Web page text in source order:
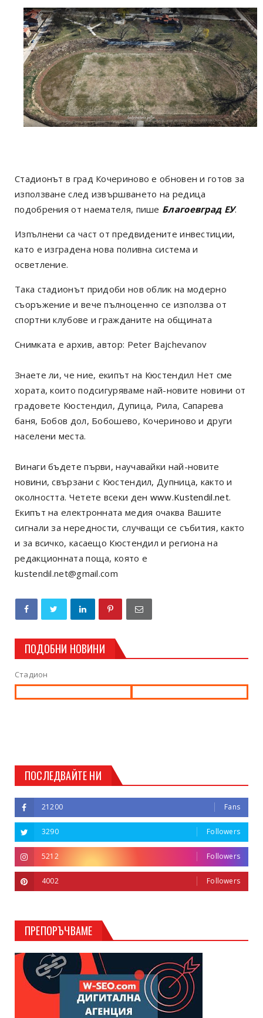
Стадионът в град Кочериново е обновен и готов за
използване след извършването на редица
подобрения от наемателя, пише Благоевград ЕУ.
Изпълнени са част от предвидените инвестиции,
като е изградена нова поливна система и
осветление.
Така стадионът придоби нов облик на модерно
съоръжение и вече пълноценно се използва от
спортни клубове и гражданите на общината
Снимката е архив, автор: Peter Bajchevanov
Знаете ли, че ние, екипът на Кюстендил Нет сме
хората, които подсигуряваме най-новите новини от
градовете Кюстендил, Дупица, Рила, Сапарева
баня, Бобов дол, Бобошево, Кочериново и други
населени места.
Винаги бъдете първи, научавайки най-новите
новини, свързани с Кюстендил, Дупница, както и
околността. Четете всеки ден www.Kustendil.net.
Екипът на електронната медия очаква Вашите
сигнали за нередности, случващи се събития, както
и за всичко, касаещо Кюстендил и региона на
редакционната поща, която е
kustendil.net@gmail.com
ПОДОБНИ НОВИНИ
Стадион
ПОСЛЕДВАЙТЕ НИ
21200 Fans
3290 Followers
5212 Followers
4002 Followers
ПРЕПОРЪЧВАМЕ